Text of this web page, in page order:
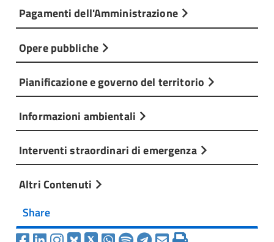
Pagamenti dell'Amministrazione
Opere pubbliche
Pianificazione e governo del territorio
Informazioni ambientali
Interventi straordinari di emergenza
Altri Contenuti
Share